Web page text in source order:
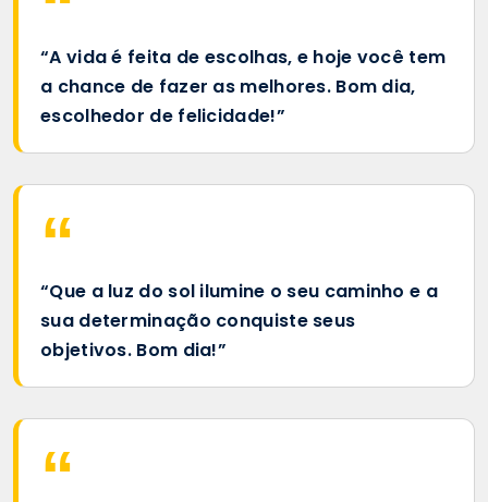
“A vida é feita de escolhas, e hoje você tem
a chance de fazer as melhores. Bom dia,
escolhedor de felicidade!”
“Que a luz do sol ilumine o seu caminho e a
sua determinação conquiste seus
objetivos. Bom dia!”